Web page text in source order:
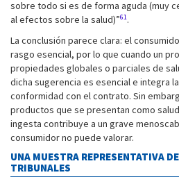
sobre todo si es de forma aguda (muy
al efectos sobre la salud)”61.
La conclusión parece clara: el
rasgo esencial, por lo que cuando un
propiedades globales o parciales de
dicha sugerencia es esencial e integra
conformidad con el contrato. Sin
productos que se presentan como
ingesta contribuye a un grave
consumidor no puede valorar.
UNA MUESTRA REPRESENTATIVA
TRIBUNALES